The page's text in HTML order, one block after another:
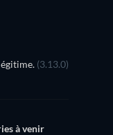
(3.13.0)
à venir